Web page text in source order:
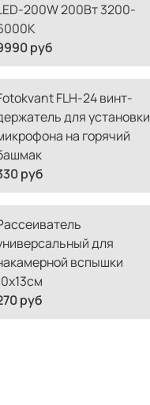
200W 200Вт 3200-
руб
FLH-24 винт-
для установки
на горячий
руб
для
вспышки
руб